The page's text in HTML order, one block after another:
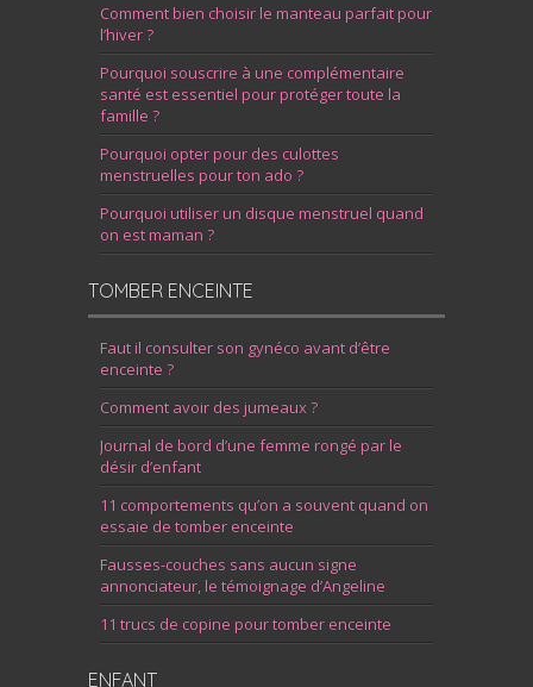
Comment bien choisir le manteau parfait pour
l’hiver ?
Pourquoi souscrire à une complémentaire
santé est essentiel pour protéger toute la
famille ?
Pourquoi opter pour des culottes
menstruelles pour ton ado ?
Pourquoi utiliser un disque menstruel quand
on est maman ?
TOMBER ENCEINTE
Faut il consulter son gynéco avant d’être
enceinte ?
Comment avoir des jumeaux ?
Journal de bord d’une femme rongé par le
désir d’enfant
11 comportements qu’on a souvent quand on
essaie de tomber enceinte
Fausses-couches sans aucun signe
annonciateur, le témoignage d’Angeline
11 trucs de copine pour tomber enceinte
ENFANT